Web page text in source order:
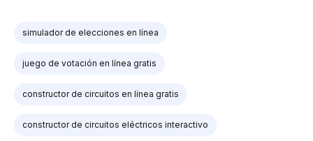
simulador de elecciones en línea
juego de votación en línea gratis
constructor de circuitos en línea gratis
constructor de circuitos eléctricos interactivo